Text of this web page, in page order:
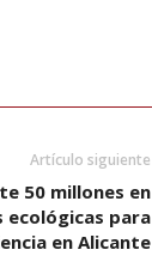
Artículo siguiente
50 millones en
para
en Alicante